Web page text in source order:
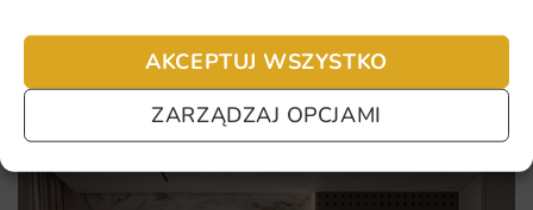
AKCEPTUJ WSZYSTKO
ZARZĄDZAJ OPCJAMI
nie chcesz czekać – sprawdź najczęściej zadawane pytania.